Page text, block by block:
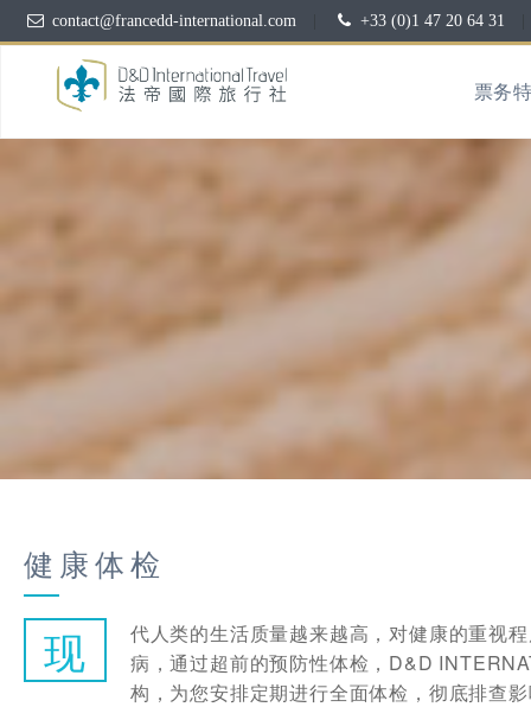
contact@francedd-international.com +33 (0)1 47 20 64 31
票务
健康体检
现
代人类的生活质量越来越高，对健康的重视
病，通过超前的预防性体检，D&D
构，为您安排定期进行全面体检，彻底排查